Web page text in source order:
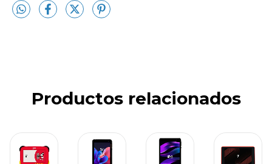
Productos relacionados